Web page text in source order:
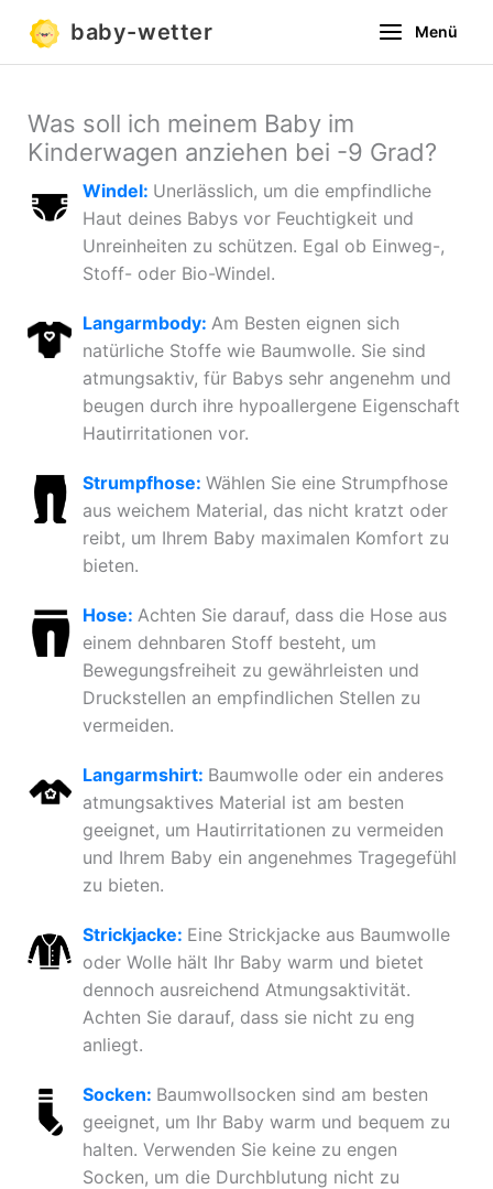
Inhalt
springen
baby-wetter Menü
Was soll ich meinem Baby im
Kinderwagen anziehen bei -9 Grad?
Windel: Unerlässlich, um die empfindliche
Haut deines Babys vor Feuchtigkeit und
Unreinheiten zu schützen. Egal ob Einweg-,
Stoff- oder Bio-Windel.
Langarmbody: Am Besten eignen sich
natürliche Stoffe wie Baumwolle. Sie sind
atmungsaktiv, für Babys sehr angenehm und
beugen durch ihre hypoallergene Eigenschaft
Hautirritationen vor.
Strumpfhose: Wählen Sie eine Strumpfhose
aus weichem Material, das nicht kratzt oder
reibt, um Ihrem Baby maximalen Komfort zu
bieten.
Hose: Achten Sie darauf, dass die Hose aus
einem dehnbaren Stoff besteht, um
Bewegungsfreiheit zu gewährleisten und
Druckstellen an empfindlichen Stellen zu
vermeiden.
Langarmshirt: Baumwolle oder ein anderes
atmungsaktives Material ist am besten
geeignet, um Hautirritationen zu vermeiden
und Ihrem Baby ein angenehmes Tragegefühl
zu bieten.
Strickjacke: Eine Strickjacke aus Baumwolle
oder Wolle hält Ihr Baby warm und bietet
dennoch ausreichend Atmungsaktivität.
Achten Sie darauf, dass sie nicht zu eng
anliegt.
Socken: Baumwollsocken sind am besten
geeignet, um Ihr Baby warm und bequem zu
halten. Verwenden Sie keine zu engen
Socken, um die Durchblutung nicht zu